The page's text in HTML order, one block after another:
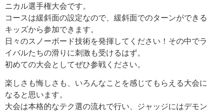
ニカル選手権大会です。
コースは緩斜面の設定なので、緩斜面でのターンができる
キッズから参加できます。
日々のスノーボード技術を発揮してください！その中でラ
イバルたちの滑りに刺激も受けるはず。
初めての大会としてぜひ参戦ください。
楽しさも悔しさも、いろんなことを感じてもらえる大会に
なると思います。
大会は本格的なテク選の流れで行い、ジャッジにはデモン